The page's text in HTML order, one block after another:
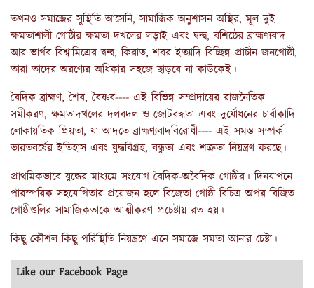
তখনও সমাজের সুস্থিতি আসেনি, সামাজিক অনুশাসন অস্থির, মূল দুই
ক্ষমতাশালী গোষ্ঠীর ক্ষমতা দখলের লড়াই এবং দ্বন্দ্ব, বশিষ্ঠের ব্রাহ্মণ্যবাদ
আর ভার্গব বিশ্বামিত্রের দ্বন্দ্ব, কিরাত, শবর‌ ইত্যাদি বিচ্ছিন্ন প্রাচীন জনগোষ্ঠী,
তারা তাদের অরণ্যের অধিকার সহজে ছাড়বে না কাউকেই।
বৈদিক ব্রাহ্মণ, শৈব, বৈষ্ণব---- এই বিভিন্ন সম্প্রদায়ের রাজনৈতিক
সমীকরণ, ক্ষমতাদখলের দলবদল ও জোটবদ্ধতা এবং দুর্যোধনের চার্বাকাদি
লোকায়তিক প্রিয়তা, যা আদতে ব্রাহ্মণ্যবাদবিরোধী---- এই সমস্ত সম্পর্ক
ভারতবর্ষের ইতিহাস এবং যুদ্ধবিগ্রহ, বন্ধুতা এবং শত্রুতা নিয়ন্ত্রণ করছে।
প্রাথমিকভাবে যুদ্ধের মাধ্যমে সংযোগ বৈদিক-অবৈদিক গোষ্ঠীর। দিনযাপনে
পারস্পরিক সহযোগিতার প্রয়োজন হলে বিজেতা গোষ্ঠী বিচিত্র অপর বিজিত
গোষ্ঠীগুলির সামাজিকতাকে আত্মীকরণ প্রচেষ্টায় রত হয়।
কিছু কৌশল কিছু পরিস্থিতি নিয়ন্ত্রণে এনে সমাজে সমতা আনার চেষ্টা।
Like our Facebook Page